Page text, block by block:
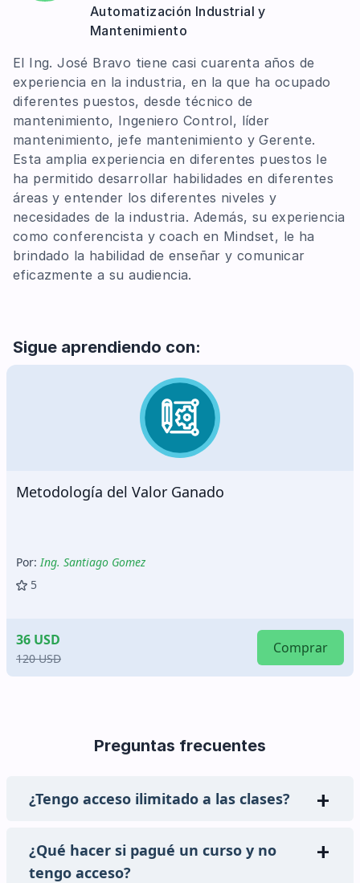
Automatización Industrial y
Mantenimiento
El Ing. José Bravo tiene casi cuarenta años de
experiencia en la industria, en la que ha ocupado
diferentes puestos, desde técnico de
mantenimiento, Ingeniero Control, líder
mantenimiento, jefe mantenimiento y Gerente.
Esta amplia experiencia en diferentes puestos le
ha permitido desarrollar habilidades en diferentes
áreas y entender los diferentes niveles y
necesidades de la industria. Además, su experiencia
como conferencista y coach en Mindset, le ha
brindado la habilidad de enseñar y comunicar
eficazmente a su audiencia.
Sigue aprendiendo con:
Metodología del Valor Ganado
Por:Ing. Santiago Gomez
5
36 USD
120 USD
Comprar
Preguntas frecuentes
¿Tengo acceso ilimitado a las clases?
¿Qué hacer si pagué un curso y no
tengo acceso?